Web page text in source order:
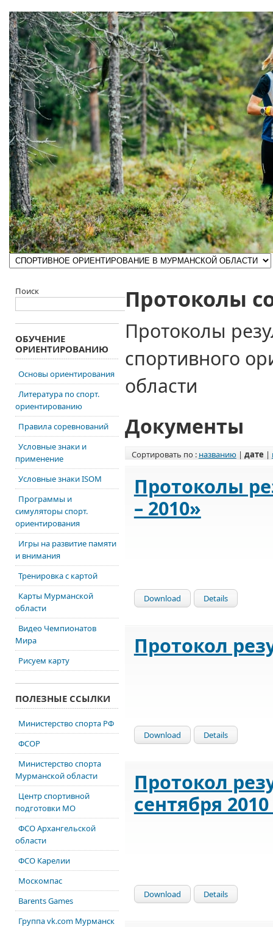
Протоколы
Протоколы
спортивного
области
Документы
Сортировать по : названию| дате |
Протоколы
– 2010»
Download Details
Протокол
Download Details
Протокол
сентября 2010
Download Details
Поиск
ОБУЧЕНИЕ
ОРИЕНТИРОВАНИЮ
Основы ориентирования
Литература по спорт.
ориентированию
Правила соревнований
Условные знаки и
применение
Условные знаки ISOM
Программы и
симуляторы спорт.
ориентирования
Игры на развитие памяти
и внимания
Тренировка с картой
Карты Мурманской
области
Видео Чемпионатов
Мира
Рисуем карту
ПОЛЕЗНЫЕ ССЫЛКИ
Министерство спорта РФ
ФСОР
Министерство спорта
Мурманской области
Центр спортивной
подготовки МО
ФСО Архангельской
области
ФСО Карелии
Москомпас
Barents Games
Группа vk.com Мурманск